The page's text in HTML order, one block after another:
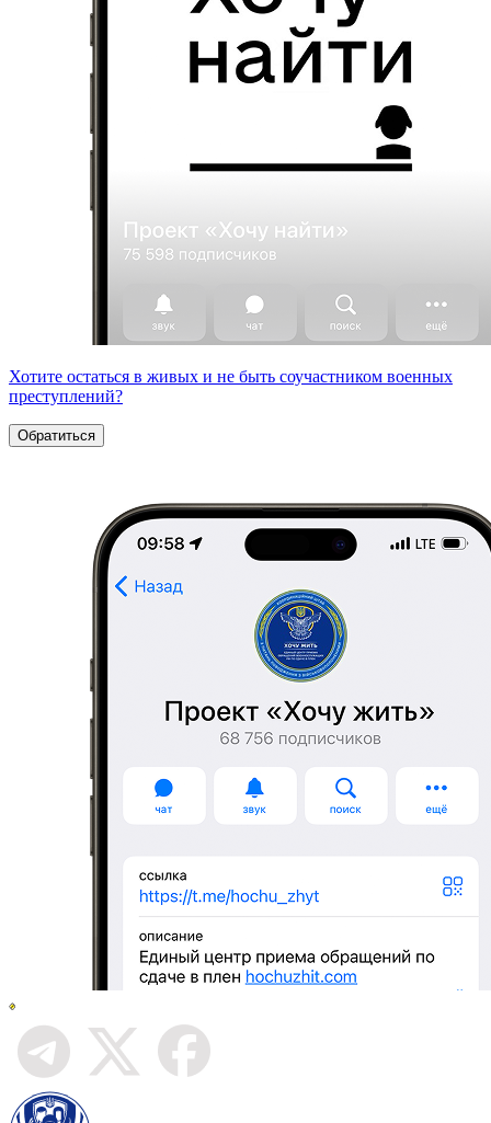
Хотите остаться в живых и не быть соучастником военных
преступлений?
Обратиться